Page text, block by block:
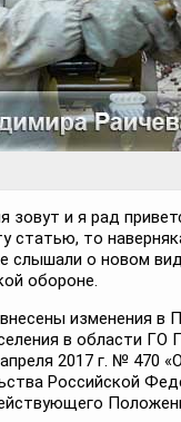
зовут и я рад
статью, то
слышали о новом
обороне.
изменения в
в области ГО
2017 г. № 470
Российской